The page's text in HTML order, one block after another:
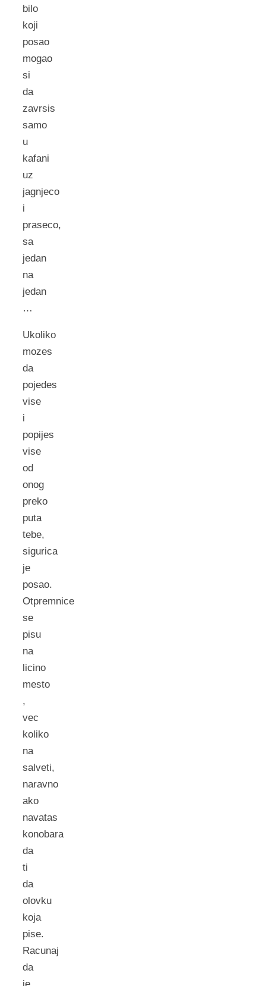
bilo
koji
posao
mogao
si
da
zavrsis
samo
u
kafani
uz
jagnjeco
i
praseco,
sa
jedan
na
jedan
…
Ukoliko
mozes
da
pojedes
vise
i
popijes
vise
od
onog
preko
puta
tebe,
sigurica
je
posao.
Otpremnice
se
pisu
na
licino
mesto
,
vec
koliko
na
salveti,
naravno
ako
navatas
konobara
da
ti
da
olovku
koja
pise.
Racunaj
da